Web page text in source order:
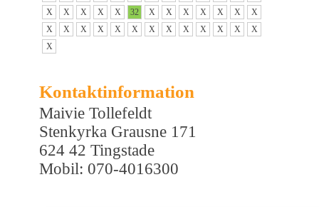
X
X X X X 32 X X X X X X
X
X
X X X X X X X X X X X
X
X
Kontaktinformation
Maivie Tollefeldt
Stenkyrka Grausne 171
624 42 Tingstade
Mobil: 070-4016300